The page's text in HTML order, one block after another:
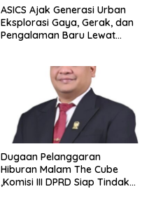
ASICS Ajak Generasi Urban
Eksplorasi Gaya, Gerak, dan
Pengalaman Baru Lewat
Dugaan Pelanggaran
Hiburan Malam The Cube
,Komisi III DPRD Siap Tindak